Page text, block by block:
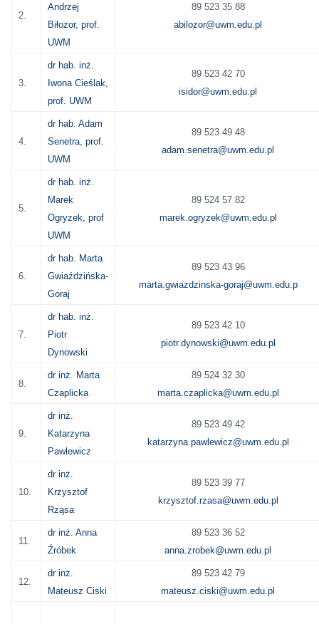
2.
Andrzej
Biłozor, prof.
UWM
89 523 35 88
abilozor@uwm.edu.pl
3.
dr hab. inż.
Iwona Cieślak,
prof. UWM
89 523 42 70
isidor@uwm.edu.pl
4.
dr hab. Adam
Senetra, prof.
UWM
89 523 49 48
adam.senetra@uwm.edu.pl
5.
dr hab. inż.
Marek
Ogryzek, prof
UWM
89 524 57 82
marek.ogryzek@uwm.edu.pl
6.
dr hab. Marta
Gwiaździńska-
Goraj
89 523 43 96
marta.gwiazdzinska-goraj@uwm.edu.p
7.
dr hab. inż.
Piotr
Dynowski
89 523 42 10
piotr.dynowski@uwm.edu.pl
8.
dr inż. Marta
Czaplicka
89 524 32 30
marta.czaplicka@uwm.edu.pl
9.
dr inż.
Katarzyna
Pawlewicz
89 523 49 42
katarzyna.pawlewicz@uwm.edu.pl
10.
dr inż.
Krzysztof
Rząsa
89 523 39 77
krzysztof.rzasa@uwm.edu.pl
11.
dr inż. Anna
Źróbek
89 523 36 52
anna.zrobek@uwm.edu.pl
12.
dr inż.
Mateusz Ciski
89 523 42 79
mateusz.ciski@uwm.edu.pl